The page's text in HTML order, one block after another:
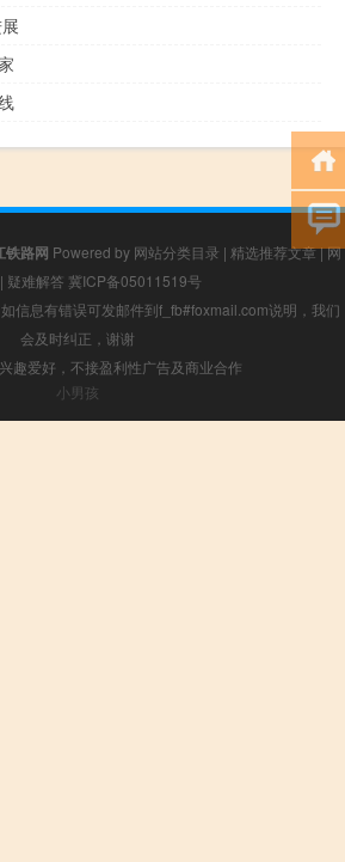
铁路网 Powered by 网站分类目录 | 精选推荐文章|网
| 疑难解答 冀ICP备05011519号
信息有错误可发邮件到f_fb#foxmail.com说明，我们
会及时纠正，谢谢
趣爱好，不接盈利性广告及商业合作
小男孩